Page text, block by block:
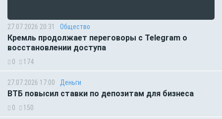
27.07.2026 20:31 Общество
Кремль продолжает переговоры с Telegram о
восстановлении доступа
0 174
27.07.2026 17:00 Деньги
ВТБ повысил ставки по депозитам для бизнеса
0 150